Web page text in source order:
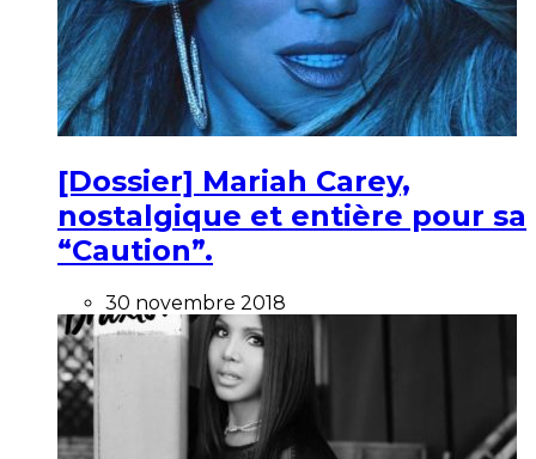
[Dossier] Mariah Carey,
nostalgique et entière pour sa
“Caution”.
30 novembre 2018